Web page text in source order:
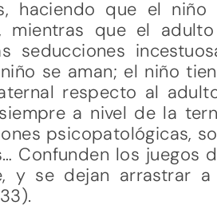
haciendo que el
mientras que el
seducciones
se aman; el niño
respecto al
a nivel de la
psicopatológicas,
Confunden los juegos
y se dejan arrastrar